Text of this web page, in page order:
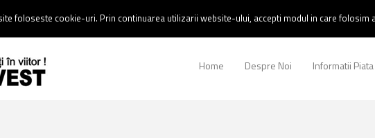
:contact@estinvest.ro
Home Despre Noi Informatii
foloseste cookie-uri. Prin continuarea utilizarii website-ului, accepti modul in care folosim